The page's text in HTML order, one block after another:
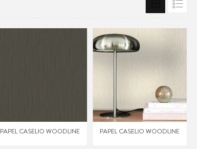
PAPEL CASELIO WOODLINE PAPEL CASELIO WOODLINE